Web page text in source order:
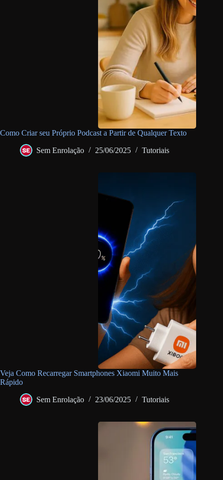
Como Criar seu Próprio Podcast a Partir de Qualquer Texto
Sem Enrolação 25/06/2025 Tutoriais
Veja Como Recarregar Smartphones Xiaomi Muito Mais
Rápido
Sem Enrolação 23/06/2025 Tutoriais